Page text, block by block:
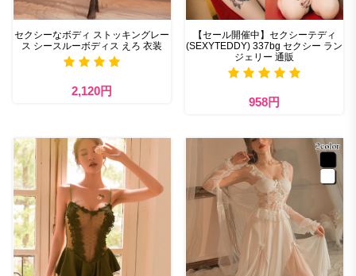
セクシーなボディ ストッキングレー
ス シースルーボディス えろ 衣装
2,120円
【セール開催中】セクシーテディ
(SEXYTEDDY) 337bg セクシー ラン
ジェリー 通販
958円